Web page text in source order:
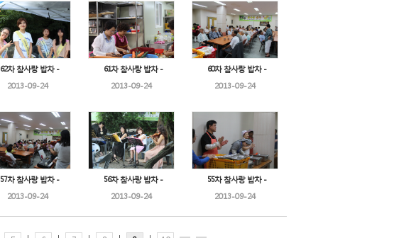
62차 참사랑 밥차 -
2013-09-24
61차 참사랑 밥차 -
2013-09-24
60차 참사랑 밥차 -
2013-09-24
57차 참사랑 밥차 -
2013-09-24
56차 참사랑 밥차 -
2013-09-24
55차 참사랑 밥차 -
2013-09-24